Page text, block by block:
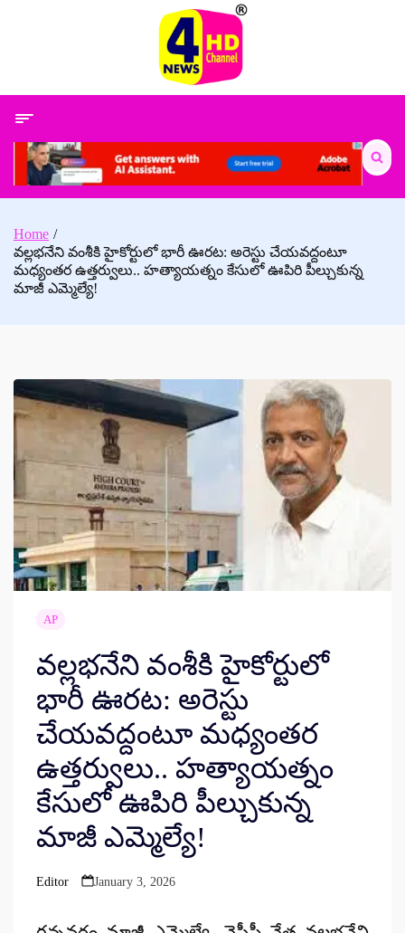
Search
for:
Home
వల్లభనేని వంశీకి హైకోర్టులో భారీ ఊరట: అరెస్టు చేయవద్దంటూ
మధ్యంతర ఉత్తర్వులు.. హత్యాయత్నం కేసులో ఊపిరి పీల్చుకున్న
మాజీ ఎమ్మెల్యే!
AP
వల్లభనేని వంశీకి హైకోర్టులో
భారీ ఊరట: అరెస్టు
చేయవద్దంటూ మధ్యంతర
ఉత్తర్వులు.. హత్యాయత్నం
కేసులో ఊపిరి పీల్చుకున్న
మాజీ ఎమ్మెల్యే!
Posted
Editor January 3, 2026